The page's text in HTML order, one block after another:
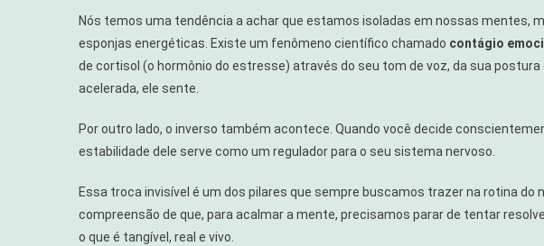
Nós temos uma tendência a achar que estamos isoladas em nossas mentes,
esponjas energéticas. Existe um fenômeno científico chamado contágio
de cortisol (o hormônio do estresse) através do seu tom de voz, da sua
acelerada, ele sente.
Por outro lado, o inverso também acontece. Quando você decide
estabilidade dele serve como um regulador para o seu sistema nervoso.
Essa troca invisível é um dos pilares que sempre buscamos trazer na rotina do
compreensão de que, para acalmar a mente, precisamos parar de tentar
o que é tangível, real e vivo.